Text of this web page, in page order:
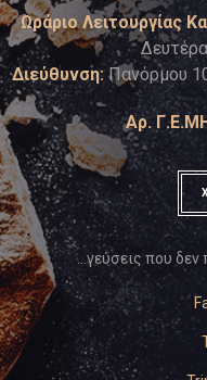
Ωράριο Λειτουργίας
Διεύθυνση: Πανόρμου
Αρ.
…γεύσεις που δεν